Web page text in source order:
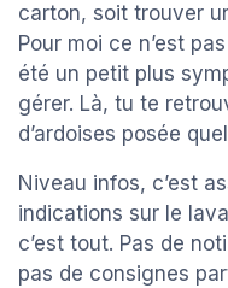
carton, soit trouver
Pour moi ce n’est
été un petit plus
gérer. Là, tu te
d’ardoises posée
Niveau infos, c’est
indications sur le
c’est tout. Pas de
pas de consignes